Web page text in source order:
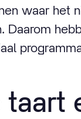
waar het
Daarom
taart